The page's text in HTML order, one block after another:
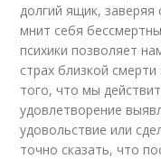
долгий ящик,
мнит себя
психики позволяет
страх близкой
того, что мы
удовлетворение
удовольствие или
точно сказать, что